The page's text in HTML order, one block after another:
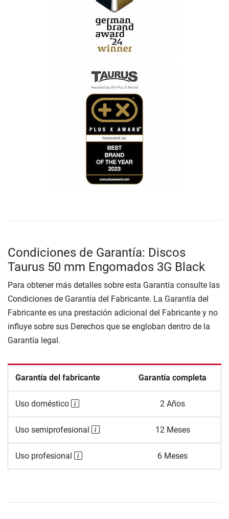
Condiciones de Garantía: Discos
Taurus 50 mm Engomados 3G Black
Para obtener más detalles sobre esta Garantía consulte las
Condiciones de Garantía del Fabricante. La Garantía del
Fabricante es una prestación adicional del Fabricante y no
influye sobre sus Derechos que se engloban dentro de la
Garantía legal.
Garantía del fabricante Garantía completa
Uso doméstico 2 Años
Uso semiprofesional 12 Meses
Uso profesional 6 Meses